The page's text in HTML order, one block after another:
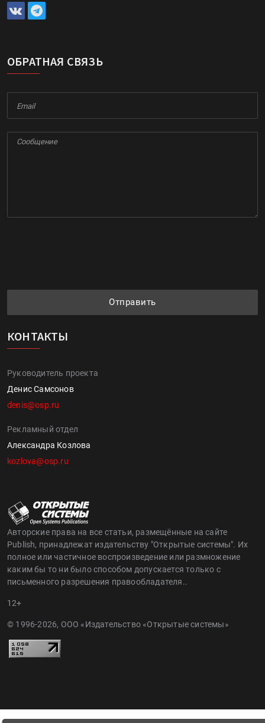
ОБРАТНАЯ СВЯЗЬ
Отправить
КОНТАКТЫ
Руководитель проекта
Денис Самсонов
denis@osp.ru
Рекламный отдел
Александра Козлова
kozlova@osp.ru
Авторские права на все статьи, размещённые на сайте
Publish, принадлежат издательству "Открытые системы". Их
полное или частичное воспроизведение или размножение
каким бы то ни было способом допускается только с
письменного разрешения правообладателя..
12+
© 1996-2026, ООО «Издательство «Открытые системы»